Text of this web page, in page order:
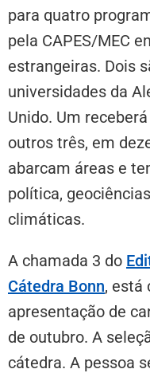
para quatro
pela CAPES/MEC
estrangeiras. Dois
universidades da
Unido. Um
outros três, em
abarcam áreas e
política,
climáticas.
A chamada 3 do
Cátedra Bonn, está
apresentação de
de outubro. A
cátedra. A pessoa